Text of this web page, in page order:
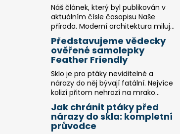
Náš článek, který byl publikován v
aktuálním čísle časopisu Naše
příroda. Moderní architektura miluj...
Představujeme vědecky
ověřené samolepky
Feather Friendly
Sklo je pro ptáky neviditelné a
nárazy do něj bývají fatální. Nejvíce
kolizí přitom nehrozí na mrako...
Jak chránit ptáky před
nárazy do skla: kompletní
průvodce